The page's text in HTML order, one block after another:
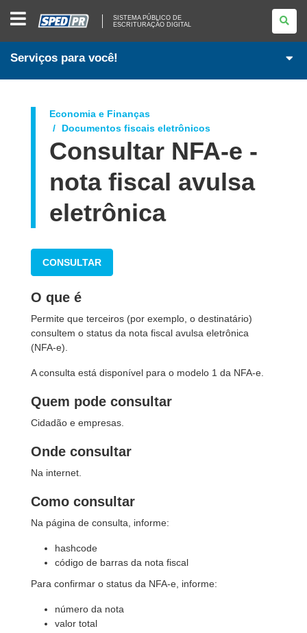
PÚBLICO
DE
ESCRITURAÇÃO
SISTEMA PÚBLICO DE
ESCRITURAÇÃO DIGITAL
Serviços para você!
Economia e Finanças
Documentos fiscais eletrônicos
Consultar NFA-e -
nota fiscal avulsa
eletrônica
CONSULTAR
O que é
Permite que terceiros (por exemplo, o destinatário)
consultem o status da nota fiscal avulsa eletrônica
(NFA-e).
A consulta está disponível para o modelo 1 da NFA-e.
Quem pode consultar
Cidadão e empresas.
Onde consultar
Na internet.
Como consultar
Na página de consulta, informe:
hashcode
código de barras da nota fiscal
Para confirmar o status da NFA-e, informe:
número da nota
valor total